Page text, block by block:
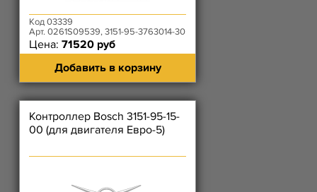
Код 03339
Арт. 0261S09539, 3151-95-3763014-30
Цена: 71520 руб
Добавить в корзину
Контроллер Bosch 3151-95-15-
00 (для двигателя Евро-5)